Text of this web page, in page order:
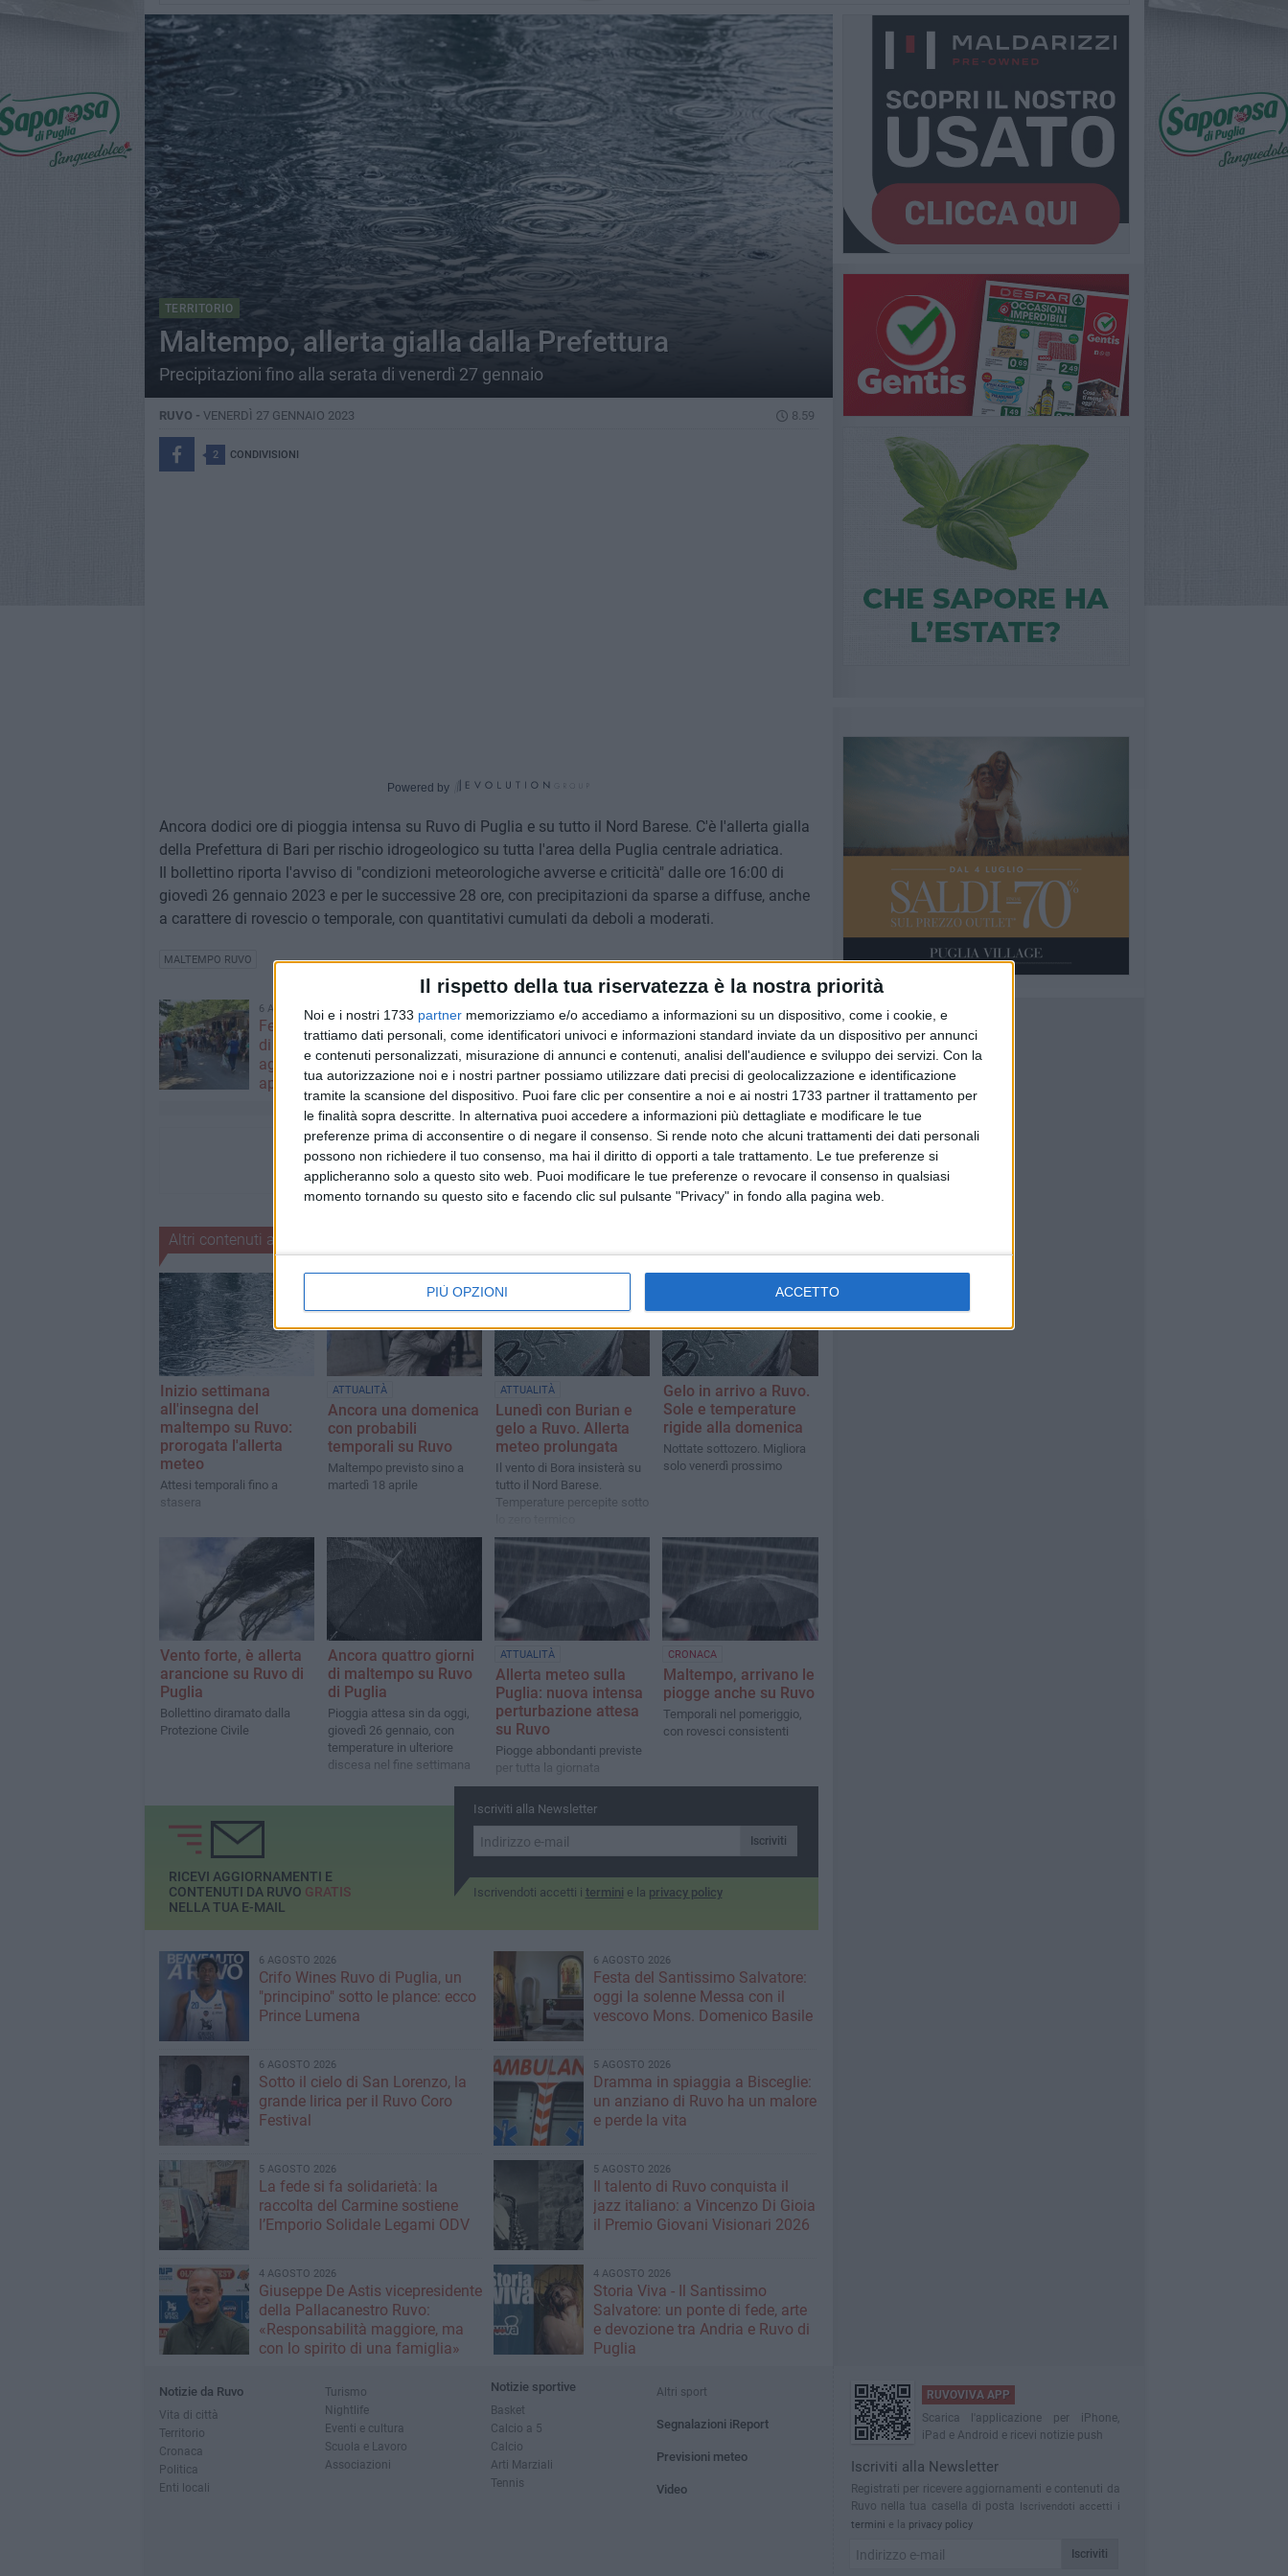
Il rispetto della tua riservatezza è la nostra priorità
Noi e i nostri 1733 partner memorizziamo e/o accediamo a informazioni su un dispositivo, come i cookie, e
trattiamo dati personali, come identificatori univoci e informazioni standard inviate da un dispositivo per annunci
e contenuti personalizzati, misurazione di annunci e contenuti, analisi dell'audience e sviluppo dei servizi. Con la
tua autorizzazione noi e i nostri partner possiamo utilizzare dati precisi di geolocalizzazione e identificazione
tramite la scansione del dispositivo. Puoi fare clic per consentire a noi e ai nostri 1733 partner il trattamento per
le finalità sopra descritte. In alternativa puoi accedere a informazioni più dettagliate e modificare le tue
preferenze prima di acconsentire o di negare il consenso. Si rende noto che alcuni trattamenti dei dati personali
possono non richiedere il tuo consenso, ma hai il diritto di opporti a tale trattamento. Le tue preferenze si
applicheranno solo a questo sito web. Puoi modificare le tue preferenze o revocare il consenso in qualsiasi
momento tornando su questo sito e facendo clic sul pulsante "Privacy" in fondo alla pagina web.
PIÙ OPZIONI ACCETTO
TERRITORIO
Maltempo, allerta gialla dalla Prefettura
Precipitazioni fino alla serata di venerdì 27 gennaio
RUVO - VENERDÌ 27 GENNAIO 2023 8.59
2 CONDIVISIONI
Powered by
Ancora dodici ore di pioggia intensa su Ruvo di Puglia e su tutto il Nord Barese. C'è l'allerta gialla
della Prefettura di Bari per rischio idrogeologico su tutta l'area della Puglia centrale adriatica.
Il bollettino riporta l'avviso di "condizioni meteorologiche avverse e criticità" dalle ore 16:00 di
giovedì 26 gennaio 2023 e per le successive 28 ore, con precipitazioni da sparse a diffuse, anche
a carattere di rovescio o temporale, con quantitativi cumulati da deboli a moderati.
MALTEMPO RUVO
6 AGOSTO 2026
Ferragosto, mercato settimanale
di Ruvo di Puglia anticipato al 14
agosto: la Giunta comunale
approva il provvedimento
6 AGOSTO 2026
Ruvo, si conclude "Monitor
2024": due giornate dedicate alla
prevenzione degli incendi e alla
tutela dell'ambiente
Altri contenuti a tema
Inizio settimana
all'insegna del
maltempo su Ruvo:
prorogata l'allerta
meteo
Attesi temporali fino a
stasera
ATTUALITÀ
Ancora una domenica
con probabili
temporali su Ruvo
Maltempo previsto sino a
martedì 18 aprile
ATTUALITÀ
Lunedì con Burian e
gelo a Ruvo. Allerta
meteo prolungata
Il vento di Bora insisterà su
tutto il Nord Barese.
Temperature percepite sotto
Gelo in arrivo a Ruvo.
Sole e temperature
rigide alla domenica
Nottate sottozero. Migliora
solo venerdì prossimo
Vento forte, è allerta
arancione su Ruvo di
Puglia
Bollettino diramato dalla
Protezione Civile
Ancora quattro giorni
di maltempo su Ruvo
di Puglia
Pioggia attesa sin da oggi,
giovedì 26 gennaio, con
temperature in ulteriore
discesa nel fine settimana
ATTUALITÀ
Allerta meteo sulla
Puglia: nuova intensa
perturbazione attesa
su Ruvo
Piogge abbondanti previste
per tutta la giornata
CRONACA
Maltempo, arrivano le
piogge anche su Ruvo
Temporali nel pomeriggio,
con rovesci consistenti
Iscriviti alla Newsletter
Iscriviti
Iscrivendoti accetti i termini e la privacy policy
RICEVI AGGIORNAMENTI E
CONTENUTI DA RUVO GRATIS
NELLA TUA E-MAIL
6 AGOSTO 2026
Crifo Wines Ruvo di Puglia, un
"principino" sotto le plance: ecco
Prince Lumena
6 AGOSTO 2026
Festa del Santissimo Salvatore:
oggi la solenne Messa con il
vescovo Mons. Domenico Basile
6 AGOSTO 2026
Sotto il cielo di San Lorenzo, la
grande lirica per il Ruvo Coro
Festival
5 AGOSTO 2026
Dramma in spiaggia a Bisceglie:
un anziano di Ruvo ha un malore
e perde la vita
5 AGOSTO 2026
La fede si fa solidarietà: la
raccolta del Carmine sostiene
l’Emporio Solidale Legami ODV
5 AGOSTO 2026
Il talento di Ruvo conquista il
jazz italiano: a Vincenzo Di Gioia
il Premio Giovani Visionari 2026
4 AGOSTO 2026
Giuseppe De Astis vicepresidente
della Pallacanestro Ruvo:
«Responsabilità maggiore, ma
con lo spirito di una famiglia»
4 AGOSTO 2026
Storia Viva - Il Santissimo
Salvatore: un ponte di fede, arte
e devozione tra Andria e Ruvo di
Puglia
Notizie da Ruvo
Vita di città
Territorio
Cronaca
Politica
Enti locali
Turismo
Nightlife
Eventi e cultura
Scuola e Lavoro
Associazioni
Notizie sportive
Basket
Calcio a 5
Calcio
Arti Marziali
Tennis
Altri sport
Segnalazioni iReport
Previsioni meteo
Video
RUVOVIVA APP
Scarica l'applicazione per iPhone,
iPad e Android e ricevi notizie push
Iscriviti alla Newsletter
Registrati per ricevere aggiornamenti e contenuti da
Ruvo nella tua casella di posta Iscrivendoti accetti i
termini e la privacy policy
Iscriviti